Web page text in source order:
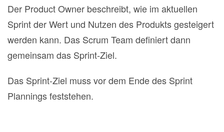
Der Product Owner beschreibt, wie im aktuellen
Sprint der Wert und Nutzen des Produkts gesteigert
werden kann. Das Scrum Team definiert dann
gemeinsam das Sprint‐Ziel.
Das Sprint‐Ziel muss vor dem Ende des Sprint
Plannings feststehen.